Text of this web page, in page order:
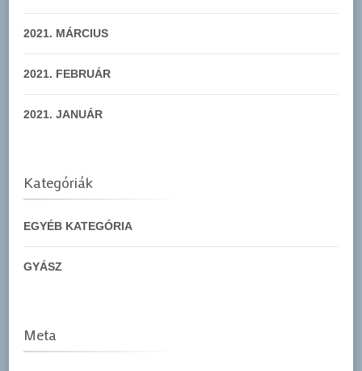
2021. MÁRCIUS
2021. FEBRUÁR
2021. JANUÁR
Kategóriák
EGYÉB KATEGÓRIA
GYÁSZ
Meta